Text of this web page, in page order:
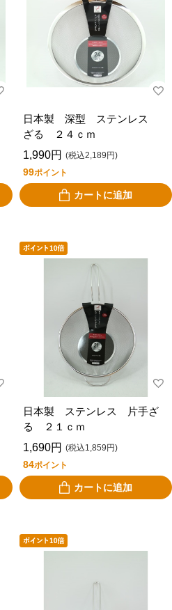
日本製 深型 ステンレス
ざる ２４ｃｍ
1,990円 (税込2,189円)
99ポイント
カートに追加
日本製 ステンレス 片手ざ
る ２１ｃｍ
1,690円 (税込1,859円)
84ポイント
カートに追加